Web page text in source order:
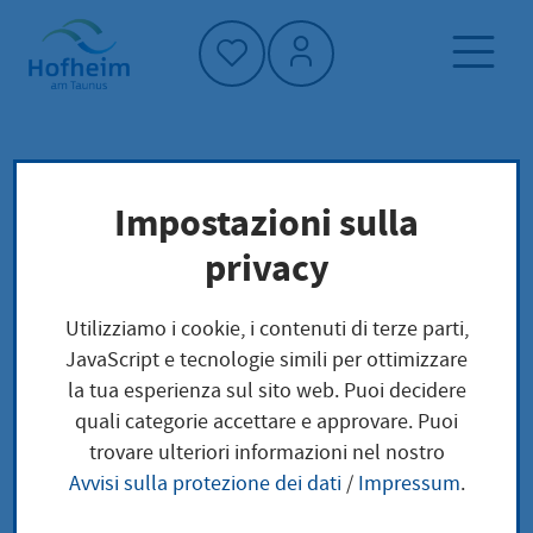
Home"
Pagina iniziale
Trova servizi
Preoccupazioni locali
Elektronische Lohnsteuerabzugsmerkmale
Elektronische
Lohnsteuerabzugsmer
Impostazioni sulla
privacy
Utilizziamo i cookie, i contenuti di terze parti,
JavaScript e tecnologie simili per ottimizzare
la tua esperienza sul sito web. Puoi decidere
quali categorie accettare e approvare. Puoi
trovare ulteriori informazioni nel nostro
Avvisi sulla protezione dei dati/ Impressum.